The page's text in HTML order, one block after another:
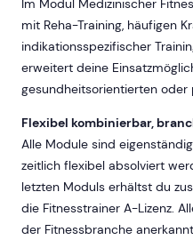
Im Modul Medizinischer
mit Reha-Training, häufigen
indikationsspezifischer
erweitert deine
gesundheitsorientierten oder
Flexibel kombinierbar,
Alle Module sind
zeitlich flexibel absolviert
letzten Moduls erhältst du
die Fitnesstrainer A-Lizenz.
der Fitnessbranche